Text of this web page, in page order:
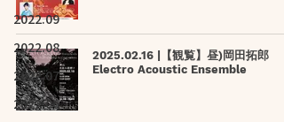
2022.09
2022.08
2022.07
2022.06
2025.02.16 |【観覧】昼)岡田拓郎
Electro Acoustic Ensemble